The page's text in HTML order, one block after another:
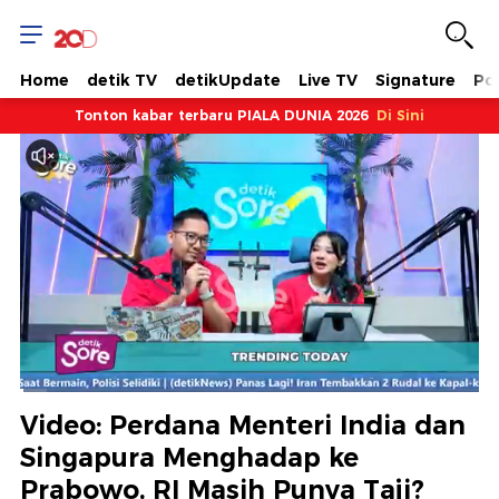
Home detik TV detikUpdate Live TV Signature
Tonton kabar terbaru PIALA DUNIA 2026 Di Sini
Berhenti
Suara
Hidup
Saat
ini
Dimuat:
Video: Perdana Menteri India dan
Singapura Menghadap ke
Prabowo, RI Masih Punya Taji?